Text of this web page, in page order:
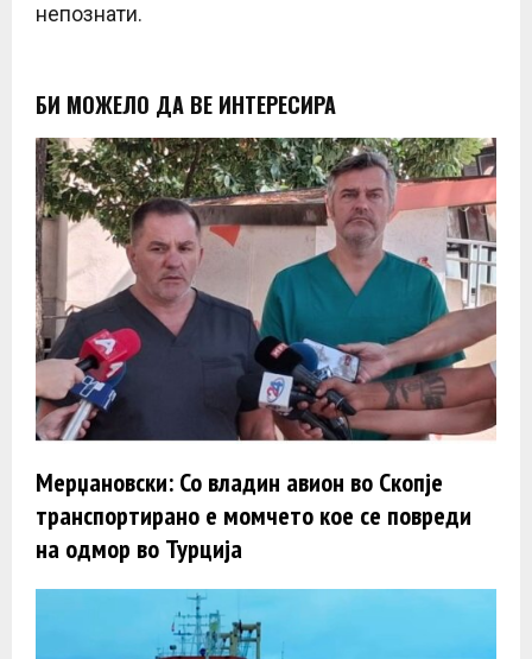
непознати.
БИ МОЖЕЛО ДА ВЕ ИНТЕРЕСИРА
Мерџановски: Со владин авион во Скопје
транспортиранo e момчето кое се повреди
на одмор во Турција